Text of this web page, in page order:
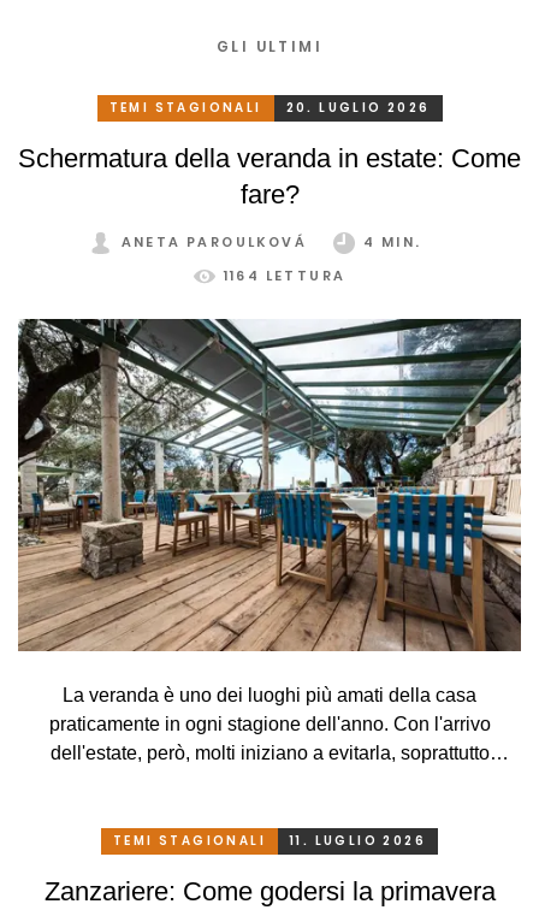
GLI ULTIMI
TEMI STAGIONALI 20. LUGLIO 2026
Schermatura della veranda in estate: Come
fare?
ANETA PAROULKOVÁ
4 MIN.
1164 LETTURA
La veranda è uno dei luoghi più amati della casa
praticamente in ogni stagione dell'anno. Con l'arrivo
dell'estate, però, molti iniziano a evitarla, soprattutto
rilassarsi. Che peccato, però. Eppure basta davvero poco.
intelligente, potrete godervi la vostra veranda in tutta
TEMI STAGIONALI 11. LUGLIO 2026
Zanzariere: Come godersi la primavera